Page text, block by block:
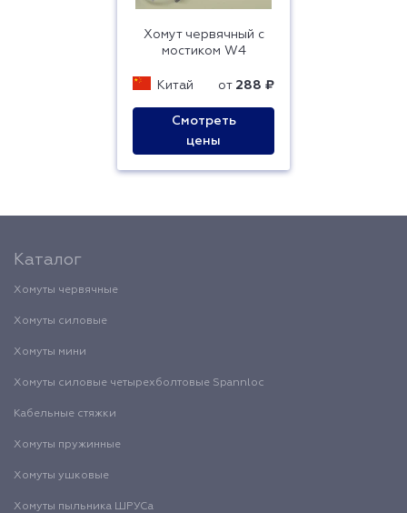
Хомут червячный с
мостиком W4
Китай от 288 ₽
Смотреть
цены
Каталог
Хомуты червячные
Хомуты силовые
Хомуты мини
Хомуты силовые четырехболтовые Spannloc
Кабельные стяжки
Хомуты пружинные
Хомуты ушковые
Хомуты пыльника ШРУСа